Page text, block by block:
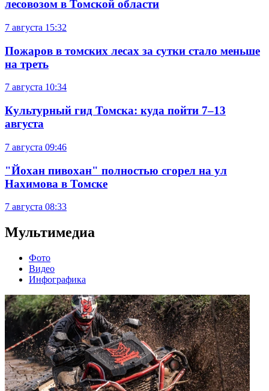
лесовозом в Томской области
7 августа 15:32
Пожаров в томских лесах за сутки стало меньше
на треть
7 августа 10:34
Культурный гид Томска: куда пойти 7–13
августа
7 августа 09:46
"Йохан пивохан" полностью сгорел на ул
Нахимова в Томске
7 августа 08:33
Мультимедиа
Фото
Видео
Инфографика